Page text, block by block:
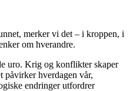
merker vi det – i kroppen, i
om hverandre.
uro. Krig og konflikter skaper
påvirker hverdagen vår,
endringer utfordrer